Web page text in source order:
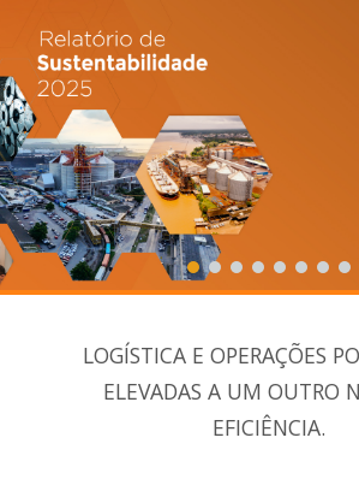
Conheça a ROCHA!
CLIQUE AQUI E SAIBA MAIS
LOGÍSTICA E OPERAÇÕES
ELEVADAS A UM OUTRO
EFICIÊNCIA.